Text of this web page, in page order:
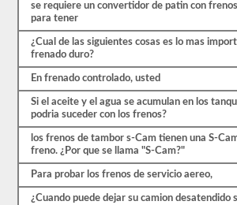
conductor
2026
New
CDL.
examen
frenos
aire
diferente
se requiere un convertidor de patin con
para tener
¿Cual de las siguientes cosas es lo mas
frenado duro?
En frenado controlado, usted
Si el aceite y el agua se acumulan en los
podria suceder con los frenos?
los frenos de tambor s-Cam tienen una S-
freno. ¿Por que se llama "S-Cam?"
Para probar los frenos de servicio aereo,
¿Cuando puede dejar su camion desatendido